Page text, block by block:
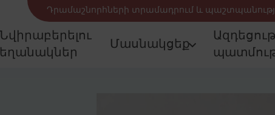
Դրամաշնորհների տրամադրում և
Նվիրաբերելու
եղանակներ
Մասնակցեք